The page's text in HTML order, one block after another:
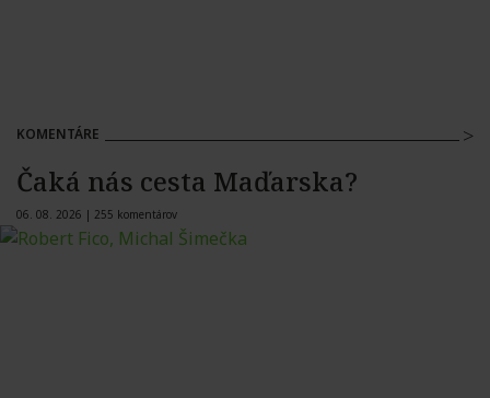
KOMENTÁRE
Čaká nás cesta Maďarska?
06. 08. 2026 | 255 komentárov